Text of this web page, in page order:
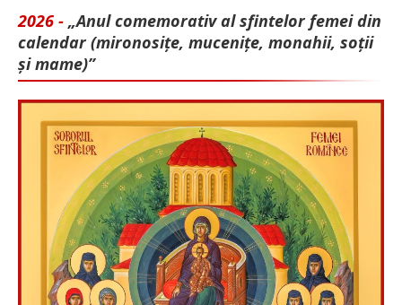
2026 - „Anul comemorativ al sfintelor femei din
calendar (mironosițe, mu­cenițe, monahii, soții
și mame)”